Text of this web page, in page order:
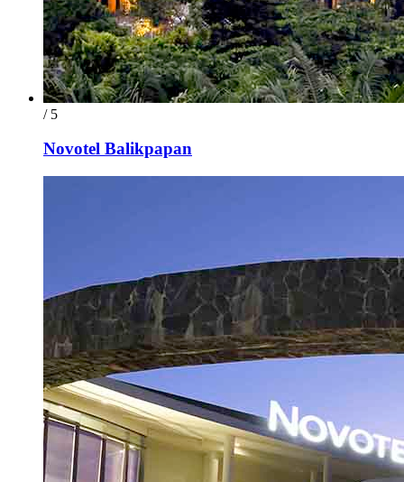
/ 5
Novotel Balikpapan